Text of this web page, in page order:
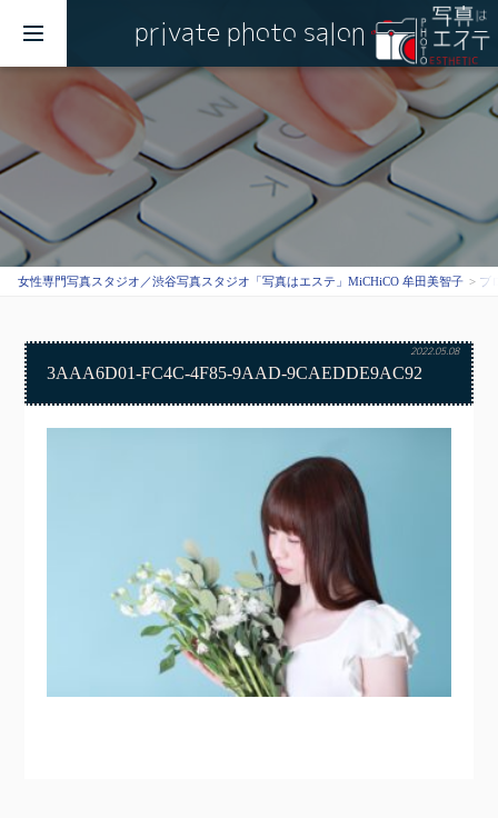
private photo salon
女性専門写真スタジオ／渋谷写真スタジオ「写真はエステ」MiCHiCO 牟田美智子 ブ
2022.05.08
3AAA6D01-FC4C-4F85-9AAD-9CAEDDE9AC92